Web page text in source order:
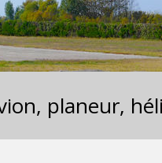
planeur,